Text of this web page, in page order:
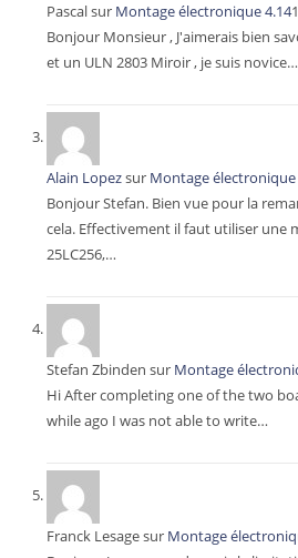
Pascalsur Montage électronique 4.14
Bonjour Monsieur , J'aimerais bien
et un ULN 2803 Miroir , je suis novice…
Alain Lopezsur Montage électronique
Bonjour Stefan. Bien vue pour la
cela. Effectivement il faut utiliser une
25LC256,…
Stefan Zbinden sur Montage
Hi After completing one of the two
while ago I was not able to write…
Franck Lesagesur Montage